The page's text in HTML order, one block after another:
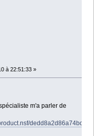
à 22:51:33 »
m'a parler de